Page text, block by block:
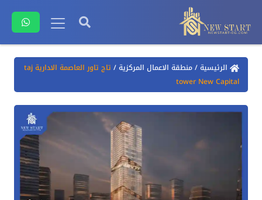
الرئيسية/منطقة الاعمال المركزية/
تاج تاور العاصمة الادارية taj
tower New Capital